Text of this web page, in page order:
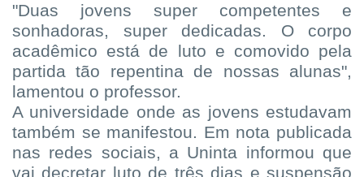
"Duas jovens super competentes e
sonhadoras, super dedicadas. O corpo
acadêmico está de luto e comovido pela
partida tão repentina de nossas alunas",
lamentou o professor.
A universidade onde as jovens estudavam
também se manifestou. Em nota publicada
nas redes sociais, a Uninta informou que
vai decretar luto de três dias e suspensão